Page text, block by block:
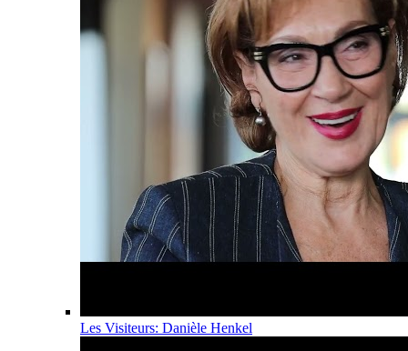
Les Visiteurs: Danièle Henkel